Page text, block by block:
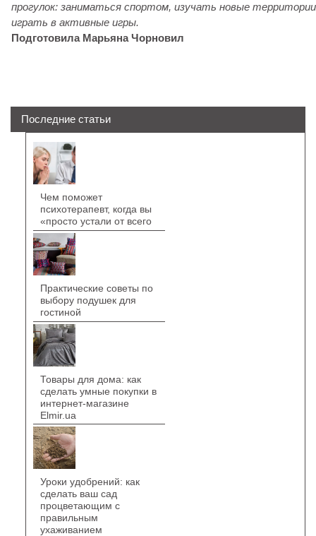
прогулок: заниматься спортом, изучать новые
играть в активные игры.
Подготовила Марьяна Чорновил
Последние статьи
Чем поможет
психотерапевт, когда вы
«просто устали от всего
Практические советы по
выбору подушек для
гостиной
Товары для дома: как
сделать умные покупки в
интернет-магазине
Elmir.ua
Уроки удобрений: как
сделать ваш сад
процветающим с
правильным
ухаживанием